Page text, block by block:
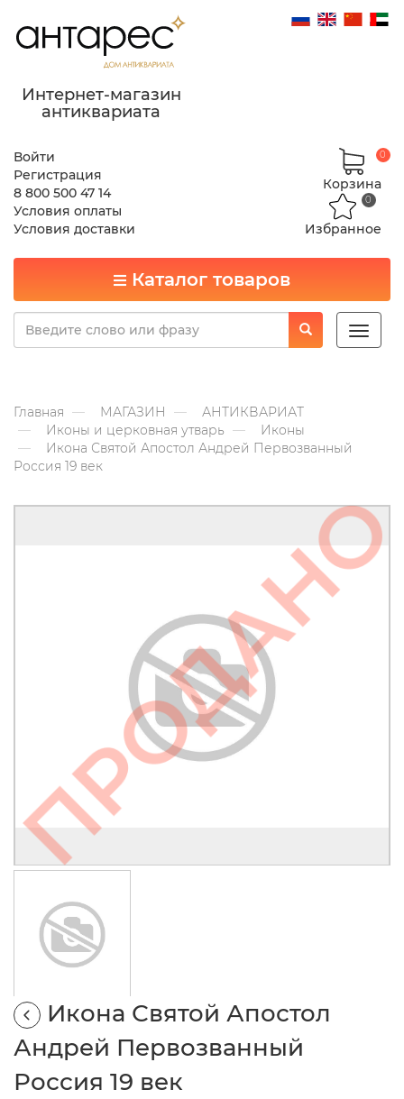
Интернет-магазин
антиквариата
Войти
Регистрация
8 800 500 47 14
Условия оплаты
Условия доставки
Корзина
0
Избранное
0
Каталог товаров
Toggle
Главная МАГАЗИН
АНТИКВАРИАТ
Иконы и церковная утварь
Иконы
Икона Святой Апостол Андрей Первозванный
Россия 19 век
Икона Святой Апостол
Андрей Первозванный
Россия 19 век